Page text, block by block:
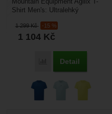
1 299Kč -15 %
1 104 Kč
Porovnat
Detail
Mountain Equipment Agilix T-
Shirt Men's: Ultralehký
Technicky střižené...